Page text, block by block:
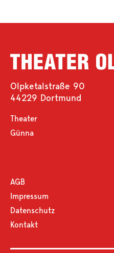
Olpketalstraße 90
44229 Dortmund
Theater
Günna
AGB
Impressum
Datenschutz
Kontakt